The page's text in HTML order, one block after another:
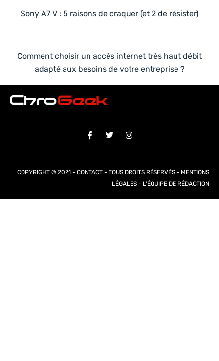
Sony A7 V : 5 raisons de craquer (et 2 de résister)
Comment choisir un accès internet très haut débit
adapté aux besoins de votre entreprise ?
COPYRIGHT © 2021 - CONTACT - TOUS DROITS RÉSERVÉS - MENTIONS
LÉGALES - L'ÉQUIPE DE RÉDACTION